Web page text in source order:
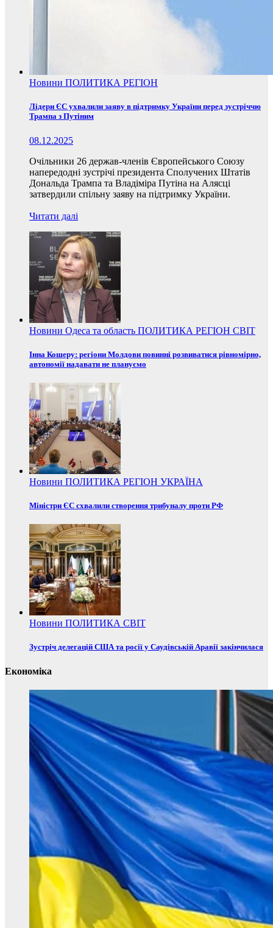
Новини ПОЛИТИКА РЕГІОН
Лідери ЄС ухвалили заяву в підтримку України перед зустріччю
Трампа з Путіним
08.12.2025
Очільники 26 держав-членів Європейського Союзу
напередодні зустрічі президента Сполучених Штатів
Дональда Трампа та Владіміра Путіна на Алясці
затвердили спільну заяву на підтримку України.
Читати далі
Новини Одеса та область ПОЛИТИКА РЕГІОН СВІТ
Інна Кошеру: регіони Молдови повинні розвиватися рівномірно,
автономії надавати не плануємо
Новини ПОЛИТИКА РЕГІОН УКРАЇНА
Міністри ЄС схвалили створення трибуналу проти РФ
Новини ПОЛИТИКА СВІТ
Зустріч делегацій США та росії у Саудівській Аравії закінчилася
Економіка